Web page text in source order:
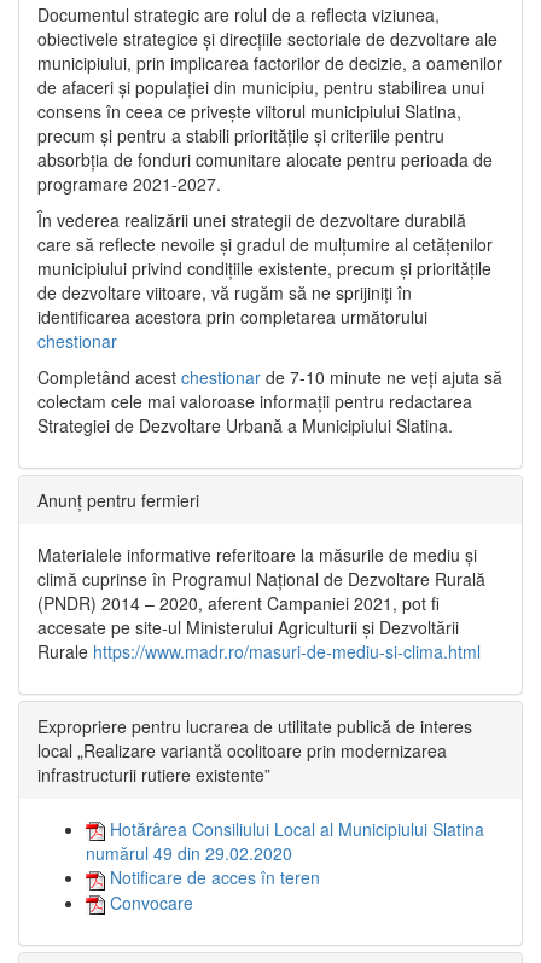
Documentul strategic are rolul de a reflecta viziunea,
obiectivele strategice și direcțiile sectoriale de dezvoltare ale
municipiului, prin implicarea factorilor de decizie, a oamenilor
de afaceri și populației din municipiu, pentru stabilirea unui
consens în ceea ce privește viitorul municipiului Slatina,
precum și pentru a stabili prioritățile și criteriile pentru
absorbția de fonduri comunitare alocate pentru perioada de
programare 2021-2027.
În vederea realizării unei strategii de dezvoltare durabilă
care să reflecte nevoile și gradul de mulțumire al cetățenilor
municipiului privind condițiile existente, precum și prioritățile
de dezvoltare viitoare, vă rugăm să ne sprijiniți în
identificarea acestora prin completarea următorului
chestionar
Completând acest chestionar de 7-10 minute ne veți ajuta să
colectam cele mai valoroase informații pentru redactarea
Strategiei de Dezvoltare Urbană a Municipiului Slatina.
Anunț pentru fermieri
Materialele informative referitoare la măsurile de mediu și
climă cuprinse în Programul Național de Dezvoltare Rurală
(PNDR) 2014 – 2020, aferent Campaniei 2021, pot fi
accesate pe site-ul Ministerului Agriculturii și Dezvoltării
Rurale https://www.madr.ro/masuri-de-mediu-si-clima.html
Expropriere pentru lucrarea de utilitate publică de interes
local „Realizare variantă ocolitoare prin modernizarea
infrastructurii rutiere existente”
Hotărârea Consiliului Local al Municipiului Slatina
numărul 49 din 29.02.2020
Notificare de acces în teren
Convocare